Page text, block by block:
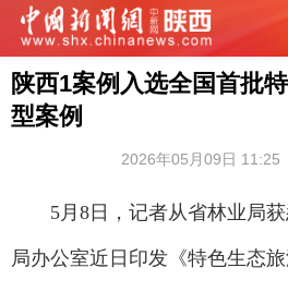
陕西1案例入选全国首批
型案例
2026年05月09日 11:25
5月8日，记者从省林业局获
局办公室近日印发《特色生态